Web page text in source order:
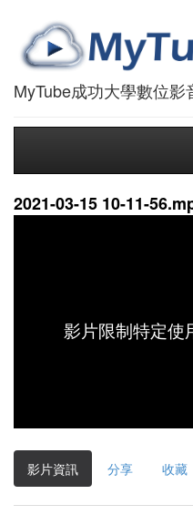
MyTube成功大學數位影
2021-03-15 10-11-
影片限制特定使
影片資訊 分享 收藏